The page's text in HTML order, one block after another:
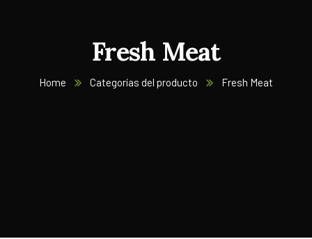
Fresh Meat
Home Categorías del producto Fresh Meat